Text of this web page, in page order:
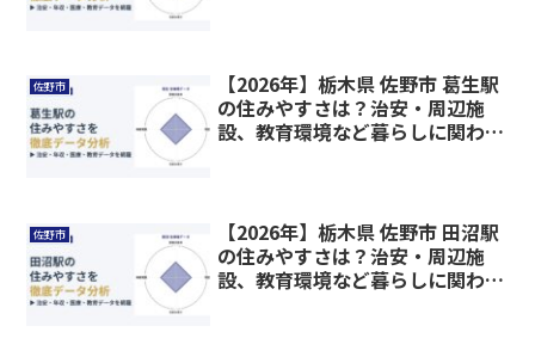
佐野市
【2026年】栃木県 佐野市 葛生駅
の住みやすさは？治安・周辺施
設、教育環境など暮らしに関わる
佐野市
【2026年】栃木県 佐野市 田沼駅
の住みやすさは？治安・周辺施
設、教育環境など暮らしに関わる